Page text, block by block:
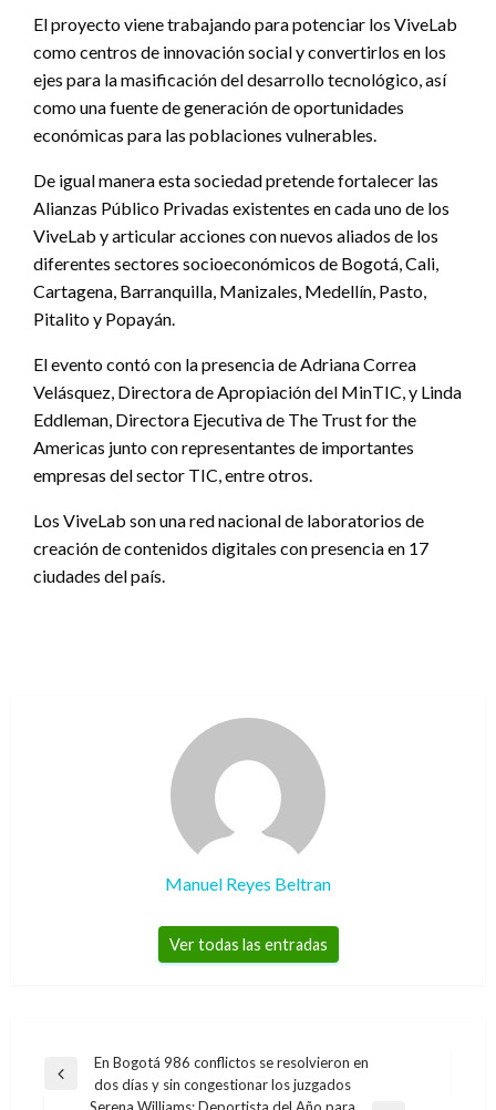
El proyecto viene trabajando para potenciar los ViveLab
como centros de innovación social y convertirlos en los
ejes para la masificación del desarrollo tecnológico, así
como una fuente de generación de oportunidades
económicas para las poblaciones vulnerables.
De igual manera esta sociedad pretende fortalecer las
Alianzas Público Privadas existentes en cada uno de los
ViveLab y articular acciones con nuevos aliados de los
diferentes sectores socioeconómicos de Bogotá, Cali,
Cartagena, Barranquilla, Manizales, Medellín, Pasto,
Pitalito y Popayán.
El evento contó con la presencia de Adriana Correa
Velásquez, Directora de Apropiación del MinTIC, y Linda
Eddleman, Directora Ejecutiva de The Trust for the
Americas junto con representantes de importantes
empresas del sector TIC, entre otros.
Los ViveLab son una red nacional de laboratorios de
creación de contenidos digitales con presencia en 17
ciudades del país.
Manuel Reyes Beltran
Ver todas las entradas
Navegación
Entrada
anterior
En Bogotá 986 conflictos se resolvieron en
dos días y sin congestionar los juzgados